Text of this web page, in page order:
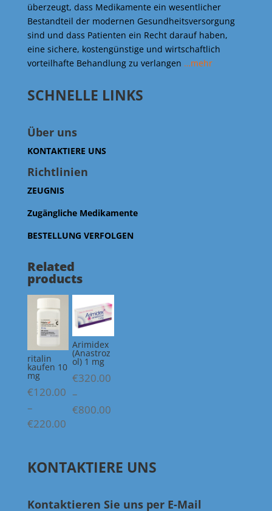
überzeugt, dass Medikamente ein wesentlicher
Bestandteil der modernen Gesundheitsversorgung
sind und dass Patienten ein Recht darauf haben,
eine sichere, kostengünstige und wirtschaftlich
vorteilhafte Behandlung zu verlangen …mehr
SCHNELLE LINKS
Über uns
KONTAKTIERE UNS
Richtlinien
ZEUGNIS
Zugängliche Medikamente
BESTELLUNG VERFOLGEN
Related
products
ritalin
kaufen 10
mg
€120.00
–
€220.00Price
through
Arimidex
(Anastroz
ol) 1 mg
€320.00
–
€800.00
€800.00
KONTAKTIERE UNS
Kontaktieren Sie uns per E-Mail